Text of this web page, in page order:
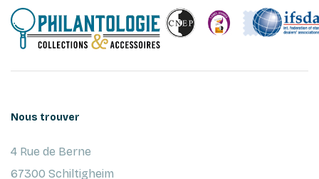
Nous trouver
4 Rue de Berne
67300 Schiltigheim